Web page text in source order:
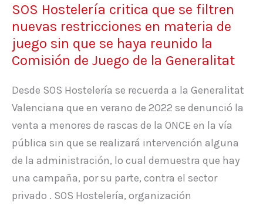
SOS Hostelería critica que se filtren
nuevas restricciones en materia de
juego sin que se haya reunido la
Comisión de Juego de la Generalitat
Desde SOS Hostelería se recuerda a la Generalitat
Valenciana que en verano de 2022 se denunció la
venta a menores de rascas de la ONCE en la vía
pública sin que se realizará intervención alguna
de la administración, lo cual demuestra que hay
una campaña, por su parte, contra el sector
privado . SOS Hostelería, organización
materia
de
juego
sin
se
haya
reunido
la
Comisión
de
Juego